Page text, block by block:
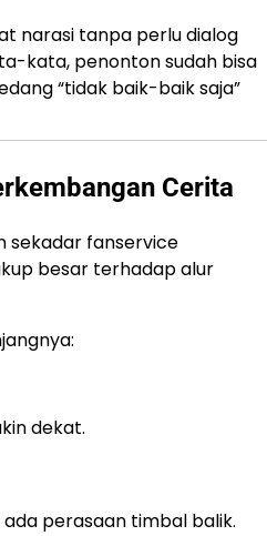
narasi tanpa perlu dialog
kata, penonton sudah bisa
“tidak baik-baik saja”
Cerita
sekadar fanservice
besar terhadap alur
dekat.
perasaan timbal balik.